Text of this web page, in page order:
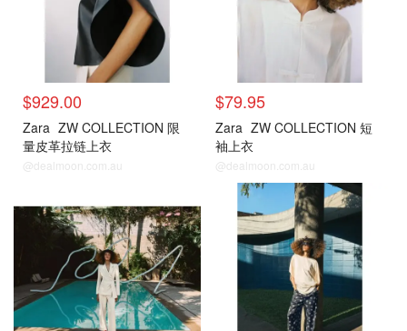
$929.00
Zara ZW COLLECTION 限
量皮革拉链上衣
@dealmoon.com.au
$79.95
Zara ZW COLLECTION 短
袖上衣
@dealmoon.com.au